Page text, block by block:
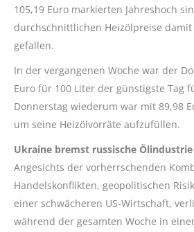
105,19 Euro markierten Jahreshoch
durchschnittlichen Heizölpreise damit
gefallen.
In der vergangenen Woche war der
Euro für 100 Liter der günstigste Tag
Donnerstag wiederum war mit 89,98
um seine Heizölvorräte aufzufüllen.
Ukraine bremst russische Ölindustrie
Angesichts der vorherrschenden
Handelskonflikten, geopolitischen
einer schwächeren US-Wirtschaft,
während der gesamten Woche in